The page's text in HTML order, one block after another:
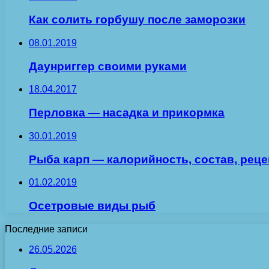
Как солить горбушу после заморозки
08.01.2019
Даунриггер своими руками
18.04.2017
Перловка — насадка и прикормка
30.01.2019
Рыба карп — калорийность, состав,
01.02.2019
Осетровые виды рыб
Последние записи
26.05.2026